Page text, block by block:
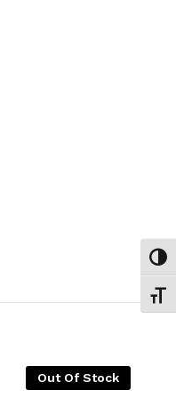
Out Of Stock